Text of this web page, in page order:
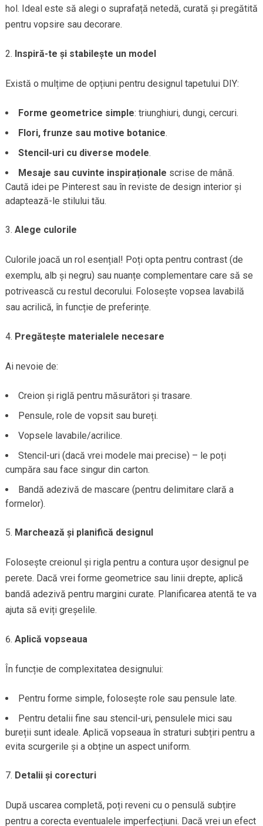
hol. Ideal este să alegi o suprafață netedă, curată și pregătită
pentru vopsire sau decorare.
Inspiră-te și stabilește un model
Există o mulțime de opțiuni pentru designul tapetului DIY:
Forme geometrice simple: triunghiuri, dungi, cercuri.
Flori, frunze sau motive botanice.
Stencil-uri cu diverse modele.
Mesaje sau cuvinte inspiraționale scrise de mână.
Caută idei pe Pinterest sau în reviste de design interior și
adaptează-le stilului tău.
Alege culorile
Culorile joacă un rol esențial! Poți opta pentru contrast (de
exemplu, alb și negru) sau nuanțe complementare care să se
potrivească cu restul decorului. Folosește vopsea lavabilă
sau acrilică, în funcție de preferințe.
Pregătește materialele necesare
Ai nevoie de:
Creion și riglă pentru măsurători și trasare.
Pensule, role de vopsit sau bureți.
Vopsele lavabile/acrilice.
Stencil-uri (dacă vrei modele mai precise) – le poți
cumpăra sau face singur din carton.
Bandă adezivă de mascare (pentru delimitare clară a
formelor).
Marchează și planifică designul
Folosește creionul și rigla pentru a contura ușor designul pe
perete. Dacă vrei forme geometrice sau linii drepte, aplică
bandă adezivă pentru margini curate. Planificarea atentă te va
ajuta să eviți greșelile.
Aplică vopseaua
În funcție de complexitatea designului:
Pentru forme simple, folosește role sau pensule late.
Pentru detalii fine sau stencil-uri, pensulele mici sau
bureții sunt ideale. Aplică vopseaua în straturi subțiri pentru a
evita scurgerile și a obține un aspect uniform.
Detalii și corecturi
După uscarea completă, poți reveni cu o pensulă subțire
pentru a corecta eventualele imperfecțiuni. Dacă vrei un efect